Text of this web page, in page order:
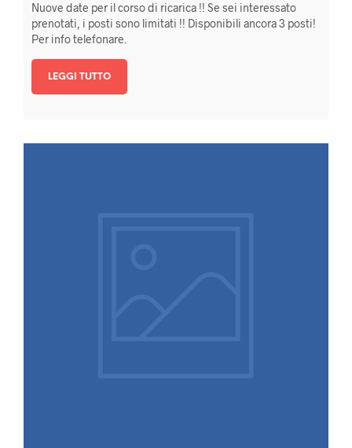
Nuove date per il corso di ricarica !! Se sei interessato
prenotati, i posti sono limitati !! Disponibili ancora 3 posti!
Per info telefonare.
LEGGI TUTTO